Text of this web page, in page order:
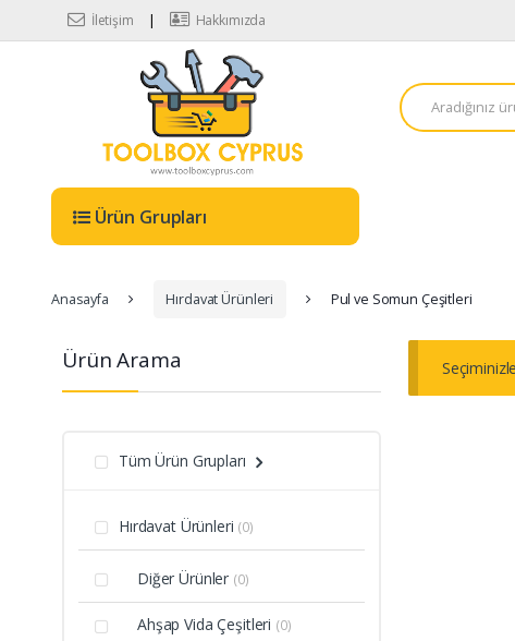
Skip to navigation
Skip to contentİletişim Hakkımızda
A
r
a
Ürün Grupları
Anasayfa Hırdavat Ürünleri Pul ve Somun Çeşitleri
Ürün Arama
Tüm Ürün Grupları
Hırdavat Ürünleri (0)
Diğer Ürünler (0)
Ahşap Vida Çeşitleri (0)